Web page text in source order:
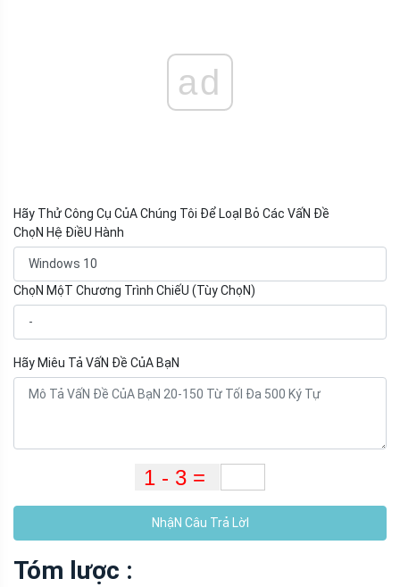
ad
Hãy Thử Công Cụ CủA Chúng Tôi Để LoạI Bỏ Các VấN Đề
ChọN Hệ ĐiềU Hành
ChọN MộT Chương Trình ChiếU (Tùy ChọN)
Hãy Miêu Tả VấN Đề CủA BạN
NhậN Câu Trả LờI
Tóm lược :